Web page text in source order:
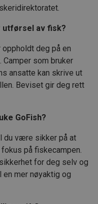
utførsel av fisk?
oppholdt deg på en
som bruker
ansatte kan skrive ut
Beviset gir deg rett
GoFish?
du være sikker på at
på fiskecampen.
for deg selv og
mer nøyaktig og